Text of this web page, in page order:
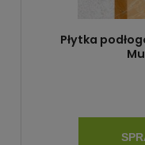
Płytka